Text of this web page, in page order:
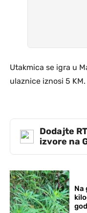
Utakmica se igra u
ulaznice iznosi 5 KM.
Dodajte
izvore na
Na